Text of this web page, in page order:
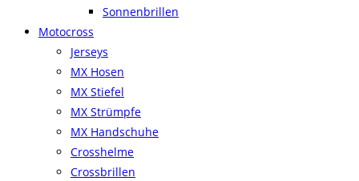
Sonnenbrillen
Motocross
Jerseys
MX Hosen
MX Stiefel
MX Strümpfe
MX Handschuhe
Crosshelme
Crossbrillen